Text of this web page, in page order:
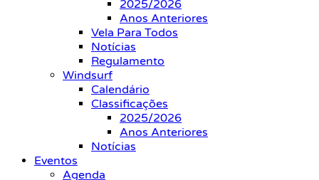
2025/2026
Anos Anteriores
Vela Para Todos
Notícias
Regulamento
Windsurf
Calendário
Classificações
2025/2026
Anos Anteriores
Notícias
Eventos
Agenda